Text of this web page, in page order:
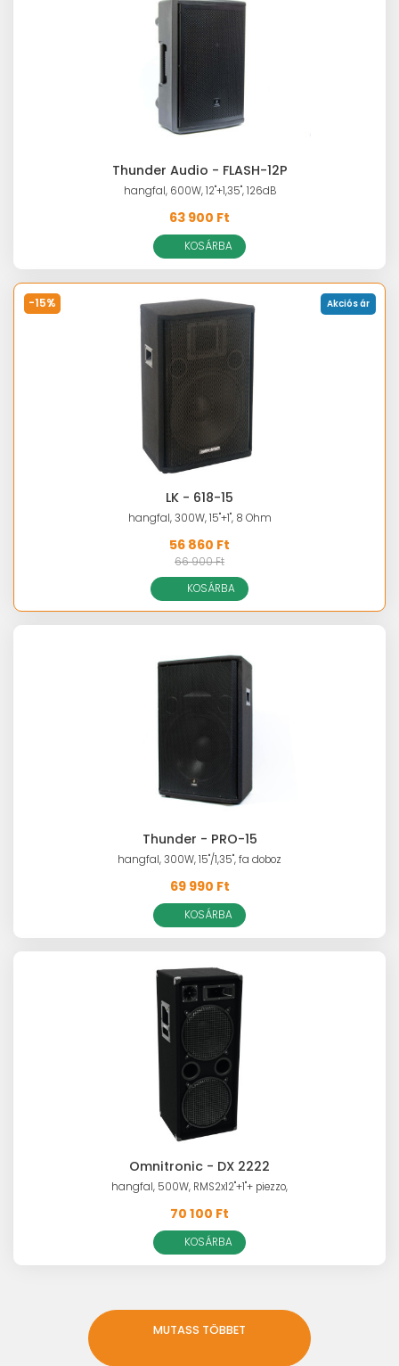
Thunder Audio - FLASH-12P
hangfal, 600W, 12"+1,35", 126dB
63 900 Ft
KOSÁRBA
-15% Akciós ár
LK - 618-15
hangfal, 300W, 15"+1", 8 Ohm
56 860 Ft
66 900 Ft
KOSÁRBA
Thunder - PRO-15
hangfal, 300W, 15"/1,35", fa doboz
69 990 Ft
KOSÁRBA
Omnitronic - DX 2222
hangfal, 500W, RMS2x12"+1"+ piezzo,
70 100 Ft
KOSÁRBA
MUTASS TÖBBET